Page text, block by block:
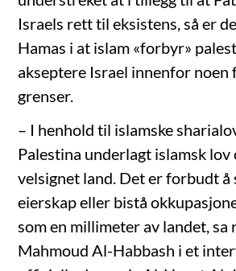
Israels rett til eksistens, så er
Hamas i at islam «forbyr»
akseptere Israel innenfor noen
grenser.
– I henhold til islamske
Palestina underlagt islamsk lov
velsignet land. Det er forbudt å
eierskap eller bistå
som en millimeter av landet, sa
Mahmoud Al-Habbash i et